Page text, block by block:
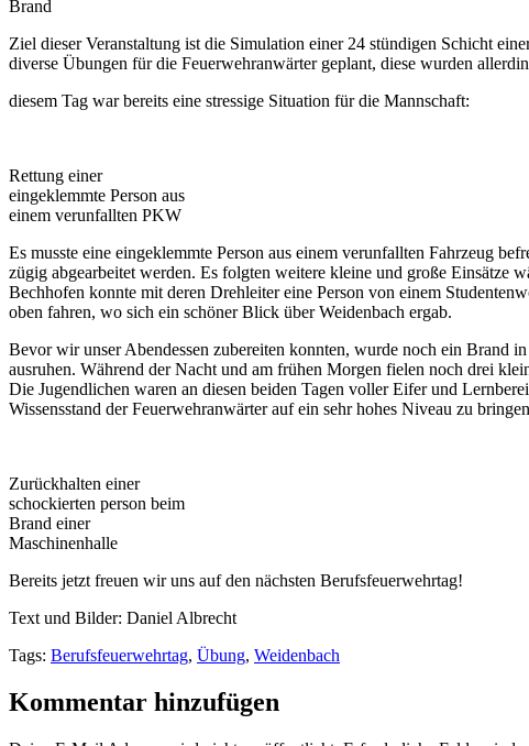
Brand
Ziel dieser Veranstaltung ist die Simulation einer 24 stündigen Schicht
diverse Übungen für die Feuerwehranwärter geplant, diese wurden
diesem Tag war bereits eine stressige Situation für die Mannschaft:
Rettung einer
eingeklemmte Person aus
einem verunfallten PKW
Es musste eine eingeklemmte Person aus einem verunfallten Fahrzeug
zügig abgearbeitet werden. Es folgten weitere kleine und große Einsätze
Bechhofen konnte mit deren Drehleiter eine Person von einem
oben fahren, wo sich ein schöner Blick über Weidenbach ergab.
Bevor wir unser Abendessen zubereiten konnten, wurde noch ein Brand
ausruhen. Während der Nacht und am frühen Morgen fielen noch drei
Die Jugendlichen waren an diesen beiden Tagen voller Eifer und
Wissensstand der Feuerwehranwärter auf ein sehr hohes Niveau zu
Zurückhalten einer
schockierten person beim
Brand einer
Maschinenhalle
Bereits jetzt freuen wir uns auf den nächsten Berufsfeuerwehrtag!
Text und Bilder: Daniel Albrecht
Tags: Berufsfeuerwehrtag, Übung, Weidenbach
Kommentar hinzufügen